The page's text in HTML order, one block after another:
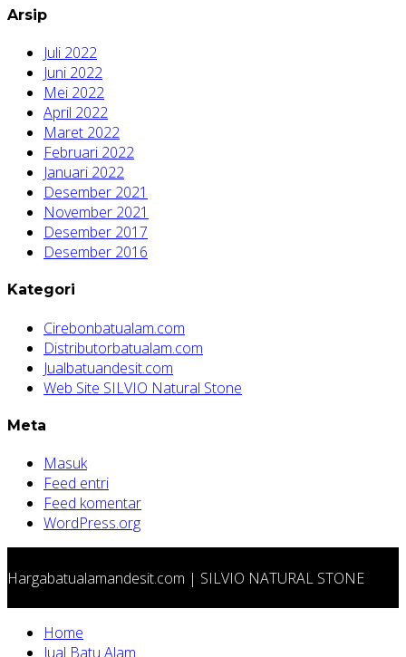
Arsip
Juli 2022
Juni 2022
Mei 2022
April 2022
Maret 2022
Februari 2022
Januari 2022
Desember 2021
November 2021
Desember 2017
Desember 2016
Kategori
Cirebonbatualam.com
Distributorbatualam.com
Jualbatuandesit.com
Web Site SILVIO Natural Stone
Meta
Masuk
Feed entri
Feed komentar
WordPress.org
Hargabatualamandesit.com | SILVIO NATURAL STONE
Home
Jual Batu Alam